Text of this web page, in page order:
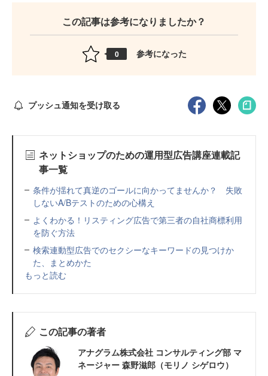
この記事は参考になりましたか？
0 参考になった
プッシュ通知を受け取る
ネットショップのための運用型広告講座連載記
事一覧
条件が揺れて真逆のゴールに向かってませんか？ 失敗
しないA/Bテストのための心構え
よくわかる！リスティング広告で第三者の自社商標利用
を防ぐ方法
検索連動型広告でのセクシーなキーワードの見つけか
た、まとめかた
もっと読む
この記事の著者
アナグラム株式会社 コンサルティング部 マ
ネージャー 森野滋郎（モリノ シゲロウ）